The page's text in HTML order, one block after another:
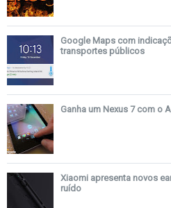
Google Maps com
transportes públicos
Ganha um Nexus 7 com o
Xiaomi apresenta novos
ruído